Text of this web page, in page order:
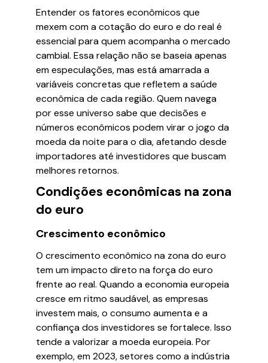
Entender os fatores econômicos que
mexem com a cotação do euro e do real é
essencial para quem acompanha o mercado
cambial. Essa relação não se baseia apenas
em especulações, mas está amarrada a
variáveis concretas que refletem a saúde
econômica de cada região. Quem navega
por esse universo sabe que decisões e
números econômicos podem virar o jogo da
moeda da noite para o dia, afetando desde
importadores até investidores que buscam
melhores retornos.
Condições econômicas na zona
do euro
Crescimento econômico
O crescimento econômico na zona do euro
tem um impacto direto na força do euro
frente ao real. Quando a economia europeia
cresce em ritmo saudável, as empresas
investem mais, o consumo aumenta e a
confiança dos investidores se fortalece. Isso
tende a valorizar a moeda europeia. Por
exemplo, em 2023, setores como a indústria